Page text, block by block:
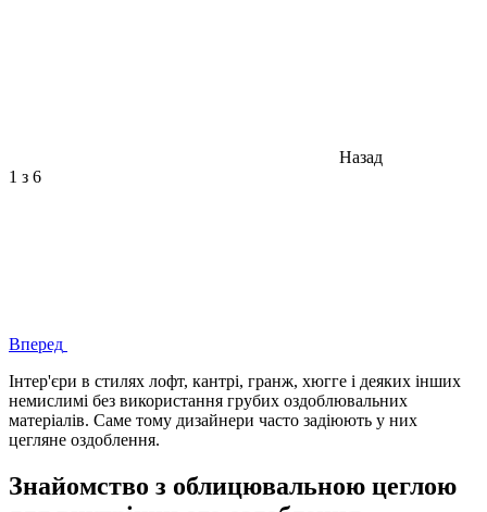
Назад
1 з 6
Вперед
Інтер'єри в стилях лофт, кантрі, гранж, хюгге і деяких інших
немислимі без використання грубих оздоблювальних
матеріалів. Саме тому дизайнери часто задіюють у них
цегляне оздоблення.
Знайомство з облицювальною цеглою